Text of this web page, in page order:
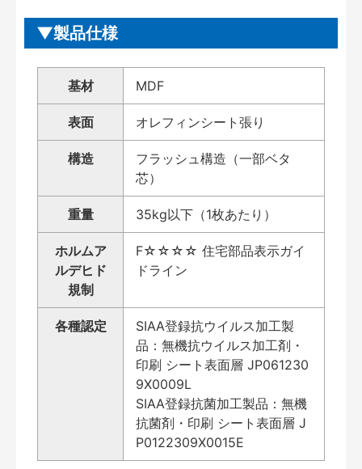
製品仕様
基材 MDF
表面 オレフィンシート張り
構造
フラッシュ構造（一部ベタ
芯）
重量 35kg以下（1枚あたり）
ホルムア
ルデヒド
規制
F☆☆☆☆ 住宅部品表示ガイ
ドライン
各種認定
SIAA登録抗ウイルス加工製
品：無機抗ウイルス加工剤・
印刷 シート表面層 JP061230
9X0009L
SIAA登録抗菌加工製品：無機
抗菌剤・印刷 シート表面層 J
P0122309X0015E